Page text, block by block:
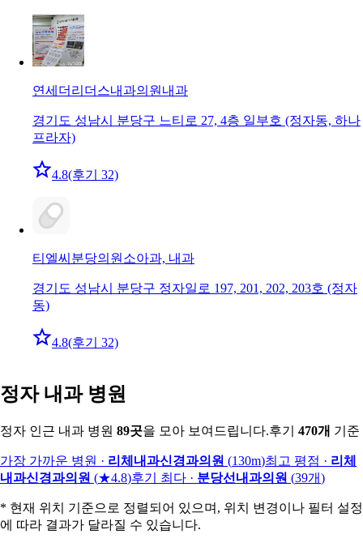
연세더리더스내과의원 내과
경기도 성남시 분당구 느티로 27, 4층 일부호 (정자동, 하나
프라자)
4.8(후기 32)
티엘씨분당의원 소아과, 내과
경기도 성남시 분당구 정자일로 197, 201, 202, 203호 (정자
동)
4.8(후기 32)
정자 내과 병원
정자 인근 내과 병원 89곳을 모아 보여드립니다.후기 470개 기준
가장 가까운 병원 · 리체내과신경과의원 (130m)최고 평점 · 리체
내과신경과의원 (★4.8)후기 최다 · 분당선내과의원 (39개)
* 현재 위치 기준으로 정렬되어 있으며, 위치 변경이나 필터 설정
에 따라 결과가 달라질 수 있습니다.